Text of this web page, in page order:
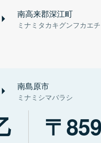
南高来郡深江町
ミナミタカキグンフカエ
南島原市
ミナミシマバラシ